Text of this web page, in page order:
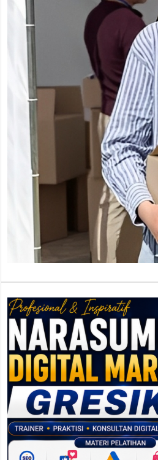
Tik Tok Buat
Jualan, Gimana
Strateginya ?
Baca Juga Cara
Berjualan Di Tiktokshop
TikTok menjadi tempat
Narasumber
Digital Marketing
Gresik:
Meningkatkan
Daya Saing SDM
dan Bisnis di Era
Transformasi
Digital